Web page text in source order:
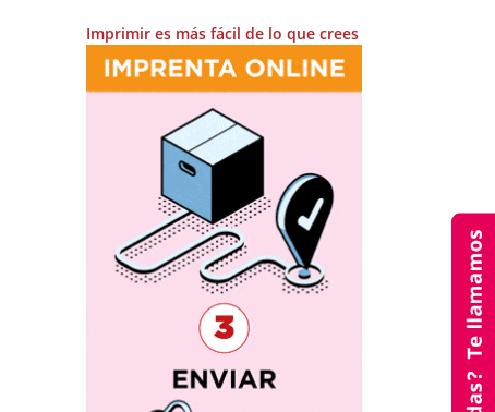
Imprimir es más fácil de lo que crees